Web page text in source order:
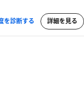
を診断する 詳細を見る